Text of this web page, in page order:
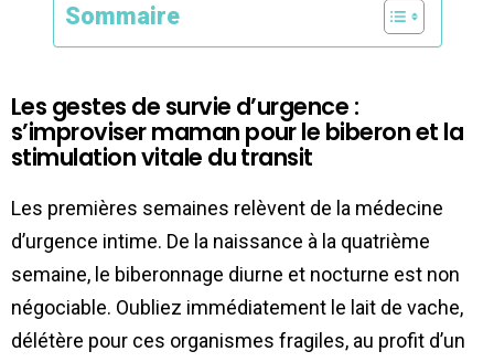
Sommaire
Les gestes de survie d’urgence :
s’improviser maman pour le biberon et la
stimulation vitale du transit
Les premières semaines relèvent de la médecine
d’urgence intime. De la naissance à la quatrième
semaine, le biberonnage diurne et nocturne est non
négociable. Oubliez immédiatement le lait de vache,
délétère pour ces organismes fragiles, au profit d’un